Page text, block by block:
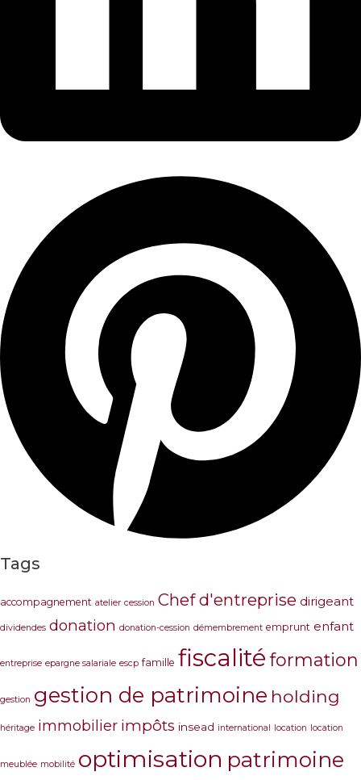
Tags
accompagnement atelier cession Chef d'entreprise dirigeant
dividendes donation donation-cession démembrement emprunt enfant
entreprise epargne salariale escp famille fiscalité formation
gestion gestion de patrimoine holding
héritage immobilier impôts insead international location location
meublée mobilité optimisation patrimoine